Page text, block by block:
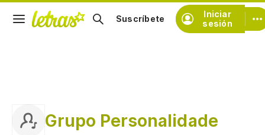
Iniciar
sesión
Suscríbete
Grupo Personalidade